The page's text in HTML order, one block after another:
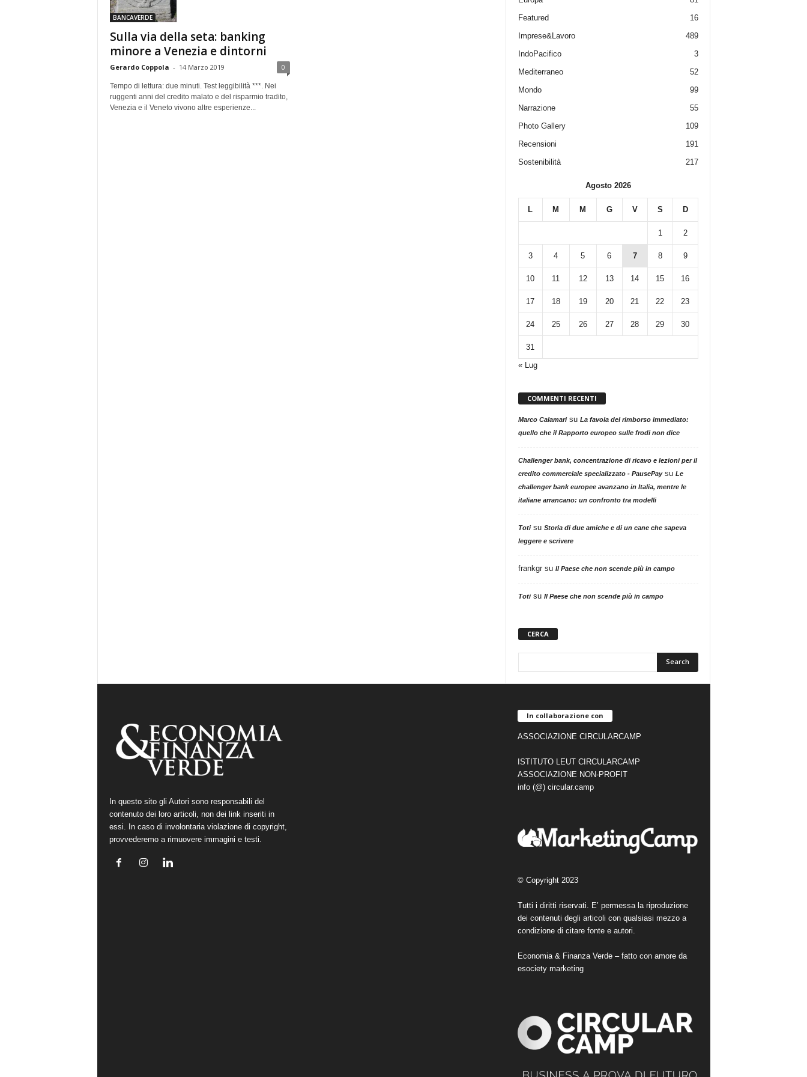
BANCAVERDE
Sulla via della seta: banking
minore a Venezia e dintorni
Gerardo Coppola - 14 Marzo 2019 0
Tempo di lettura: due minuti. Test leggibilità ***. Nei
ruggenti anni del credito malato e del risparmio tradito,
Venezia e il Veneto vivono altre esperienze...
Featured
16
Imprese&Lavoro
489
IndoPacifico
3
Mediterraneo
52
Mondo
99
Narrazione
55
Photo Gallery
109
Recensioni
191
Sostenibilità
217
Agosto 2026
L M M G V S D
1 2
3 4 5 6 7 8 9
10 11 12 13 14 15 16
17 18 19 20 21 22 23
24 25 26 27 28 29 30
31
« Lug
COMMENTI RECENTI
Marco Calamarisu La favola del rimborso immediato:
quello che il Rapporto europeo sulle frodi non dice
Challenger bank, concentrazione di ricavo e lezioni per il
credito commerciale specializzato - PausePaysu Le
challenger bank europee avanzano in Italia, mentre le
italiane arrancano: un confronto tra modelli
Totisu Storia di due amiche e di un cane che sapeva
leggere e scrivere
frankgrsu Il Paese che non scende più in campo
Totisu Il Paese che non scende più in campo
CERCA
In questo sito gli Autori sono responsabili del
contenuto dei loro articoli, non dei link inseriti in
essi. In caso di involontaria violazione di copyright,
provvederemo a rimuovere immagini e testi.
In collaborazione con
ASSOCIAZIONE CIRCULARCAMP
ISTITUTO LEUT CIRCULARCAMP
ASSOCIAZIONE NON-PROFIT
info (@) circular.camp
© Copyright 2023
Tutti i diritti riservati. E’ permessa la riproduzione
dei contenuti degli articoli con qualsiasi mezzo a
condizione di citare fonte e autori.
Economia & Finanza Verde – fatto con amore da
esociety marketing